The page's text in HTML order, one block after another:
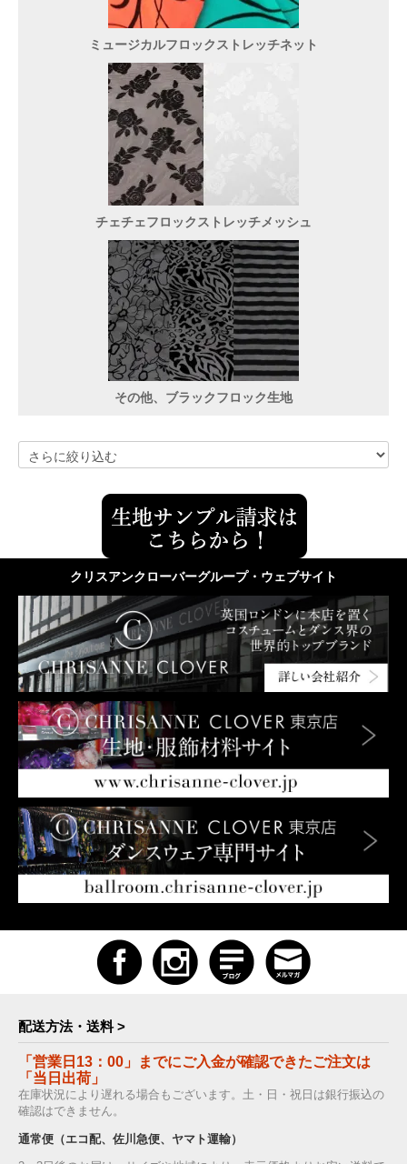
ミュージカルフロックストレッチネット
チェチェフロックストレッチメッシュ
その他、ブラックフロック生地
クリスアンクローバーグループ・ウェブサイト
配送方法・送料 >
「営業日13：00」までにご入金が確認できたご注文は
「当日出荷」
在庫状況により遅れる場合もございます。土・日・祝日は銀行振込の
確認はできません。
通常便（エコ配、佐川急便、ヤマト運輸）